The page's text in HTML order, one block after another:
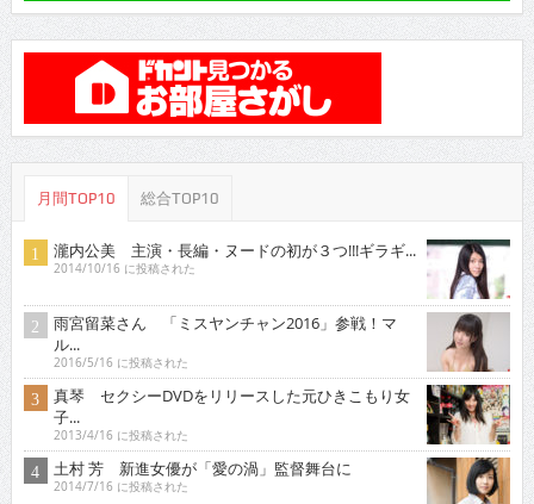
月間TOP10 総合TOP10
瀧内公美 主演・長編・ヌードの初が３つ!!!ギラギ...
2014/10/16 に投稿された
雨宮留菜さん 「ミスヤンチャン2016」参戦！マ
ル...
2016/5/16 に投稿された
真琴 セクシーDVDをリリースした元ひきこもり女
子...
2013/4/16 に投稿された
土村 芳 新進女優が「愛の渦」監督舞台に
2014/7/16 に投稿された